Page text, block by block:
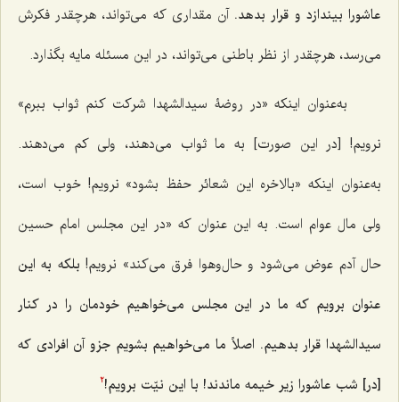
عاشورا بيندازد و قرار بدهد.آن مقدارى كه مى‌تواند، هرچقدر فكرش
مى‌رسد، هرچقدر از نظر باطنى مى‌تواند، در اين مسئله مايه بگذارد.
به‌عنوان اينكه «در روضۀ سيدالشهدا شركت كنم ثواب ببرم»
نرويم! [در این صورت] به ما ثواب مى‌دهند، ولى كم مى‌دهند.
به‌عنوان اينكه «بالاخره اين شعائر حفظ بشود» نرويم! خوب است،
ولى مال عوام است. به اين عنوان كه «در اين مجلس امام حسین
حال آدم عوض مى‌شود و حال‌و‌هوا فرق مى‌كند» نرويم! بلكه به اين
عنوان برويم كه ما در اين مجلس مى‌خواهيم خودمان را در كنار
سيدالشهدا قرار بدهيم. اصلاً ما مى‌خواهيم بشويم جزو آن افرادى كه
[در] شب عاشورا زير خيمه ماندند! با اين نيّت برويم!2